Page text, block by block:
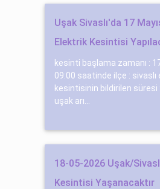
Uşak Sivaslı'da 17
Elektrik Kesintisi
kesinti başlama zamanı :
09:00 saatinde ilçe : sivaslı
kesintisinin bildirilen süresi
uşak arı...
18-05-2026 Uşak/
Kesintisi Yaşanacaktır